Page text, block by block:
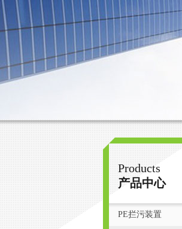
宁波君益塑业有限公司
Products
产品中心
PE拦污装置